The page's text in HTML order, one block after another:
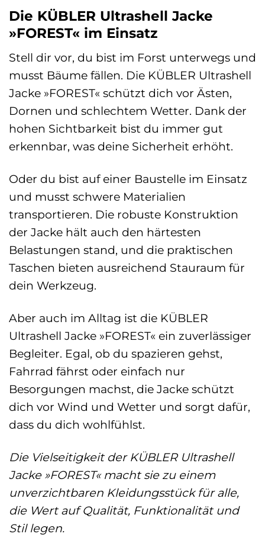
Die KÜBLER Ultrashell Jacke
»FOREST« im Einsatz
Stell dir vor, du bist im Forst unterwegs und
musst Bäume fällen. Die KÜBLER Ultrashell
Jacke »FOREST« schützt dich vor Ästen,
Dornen und schlechtem Wetter. Dank der
hohen Sichtbarkeit bist du immer gut
erkennbar, was deine Sicherheit erhöht.
Oder du bist auf einer Baustelle im Einsatz
und musst schwere Materialien
transportieren. Die robuste Konstruktion
der Jacke hält auch den härtesten
Belastungen stand, und die praktischen
Taschen bieten ausreichend Stauraum für
dein Werkzeug.
Aber auch im Alltag ist die KÜBLER
Ultrashell Jacke »FOREST« ein zuverlässiger
Begleiter. Egal, ob du spazieren gehst,
Fahrrad fährst oder einfach nur
Besorgungen machst, die Jacke schützt
dich vor Wind und Wetter und sorgt dafür,
dass du dich wohlfühlst.
Die Vielseitigkeit der KÜBLER Ultrashell
Jacke »FOREST« macht sie zu einem
unverzichtbaren Kleidungsstück für alle,
die Wert auf Qualität, Funktionalität und
Stil legen.